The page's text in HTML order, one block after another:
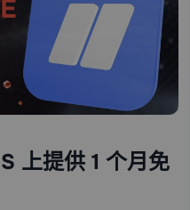
上提供 1 个月免